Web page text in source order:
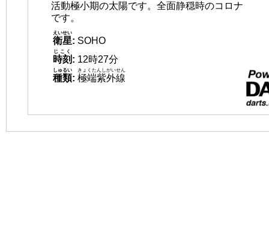
活動極小期の太陽です。全面静穏時のコロナ
です。
衛星
えいせい
: SOHO
時刻
じこく
: 12時27分
種類
しゅるい
: 極端紫外線
きょくたんしがいせん